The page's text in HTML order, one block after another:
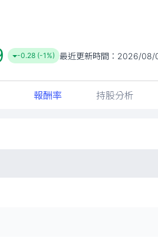
報酬率 持股分析